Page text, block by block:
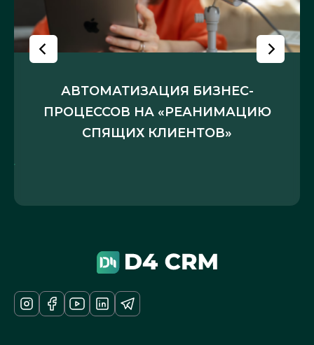
АВТОМАТИЗАЦИЯ БИЗНЕС-
ПРОЦЕССОВ НА «РЕАНИМАЦИЮ
СПЯЩИХ КЛИЕНТОВ»